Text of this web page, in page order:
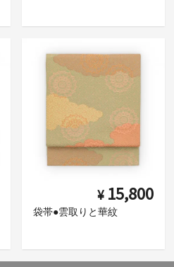
¥ 15,800
袋帯●雲取りと華紋